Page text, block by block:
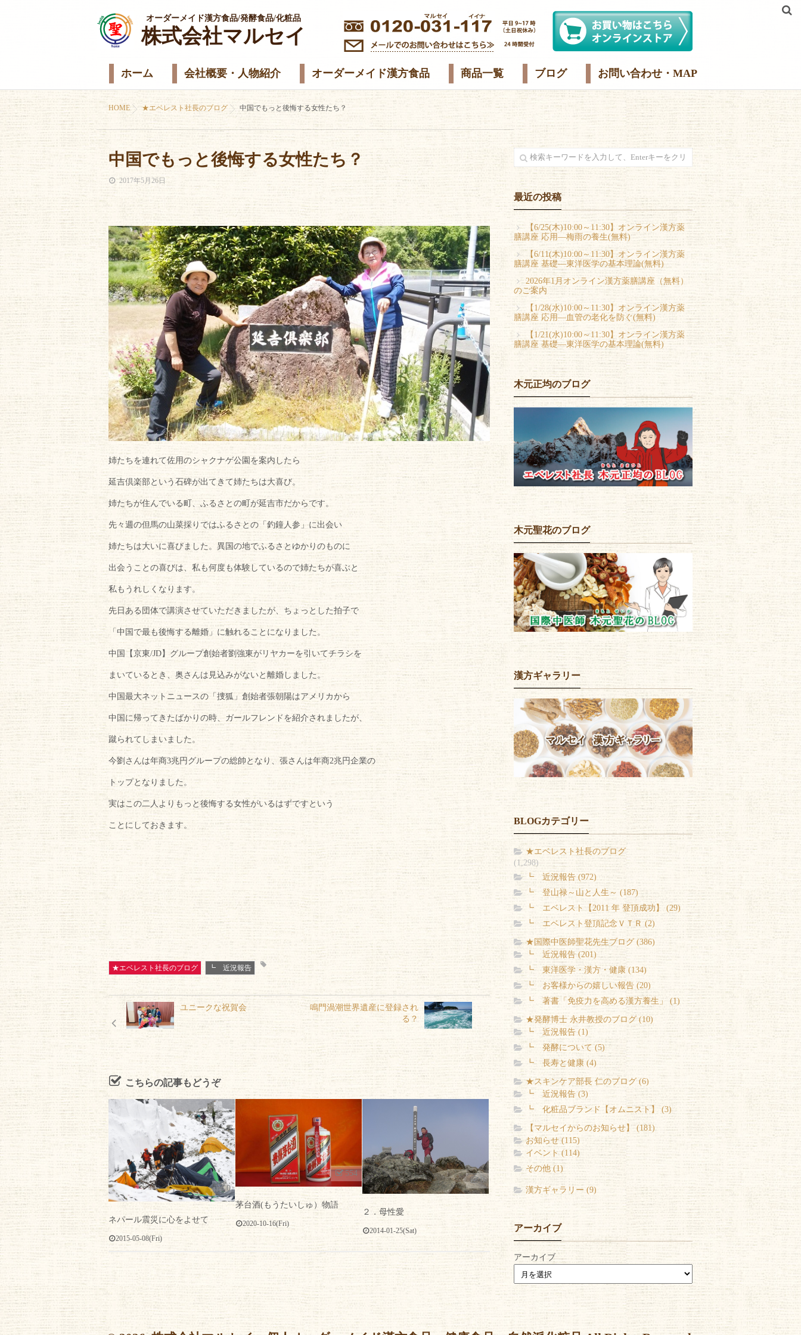
オーダーメイド漢方食品/発酵食品/化粧品
株式会社マルセイ
ホーム 会社概要・人物紹介 オーダーメイド漢方食品 商品一覧 ブログ お問い合わせ・MAP
HOME ★エベレスト社長のブログ 中国でもっと後悔する女性たち？
中国でもっと後悔する女性たち？
2017年5月26日
姉たちを連れて佐用のシャクナゲ公園を案内したら
延吉倶楽部という石碑が出てきて姉たちは大喜び。
姉たちが住んでいる町、ふるさとの町が延吉市だからです。
先々週の但馬の山菜採りではふるさとの「釣鐘人参」に出会い
姉たちは大いに喜びました。異国の地でふるさとゆかりのものに
出会うことの喜びは、私も何度も体験しているので姉たちが喜ぶと
私もうれしくなります。
先日ある団体で講演させていただきましたが、ちょっとした拍子で
「中国で最も後悔する離婚」に触れることになりました。
中国【京東/JD】グループ創始者劉強東がリヤカーを引いてチラシを
まいているとき、奥さんは見込みがないと離婚しました。
中国最大ネットニュースの「捜狐」創始者張朝陽はアメリカから
中国に帰ってきたばかりの時、ガールフレンドを紹介されましたが、
蹴られてしまいました。
今劉さんは年商3兆円グループの総帥となり、張さんは年商2兆円企業の
トップとなりました。
実はこの二人よりもっと後悔する女性がいるはずですという
ことにしておきます。
★エベレスト社長のブログ ┗ 近況報告
ユニークな祝賀会
鳴門渦潮世界遺産に登録され
る？
こちらの記事もどうぞ
0
ネパール震災に心をよせて
2015-05-08(Fri)
554
茅台酒(もうたいしゅ）物語
2020-10-16(Fri)
0
２．母性愛
2014-01-25(Sat)
最近の投稿
【6/25(木)10:00～11:30】オンライン漢方薬
膳講座 応用―梅雨の養生(無料)
【6/11(木)10:00～11:30】オンライン漢方薬
膳講座 基礎―東洋医学の基本理論(無料)
2026年1月オンライン漢方薬膳講座（無料）
のご案内
【1/28(水)10:00～11:30】オンライン漢方薬
膳講座 応用―血管の老化を防ぐ(無料)
【1/21(水)10:00～11:30】オンライン漢方薬
膳講座 基礎―東洋医学の基本理論(無料)
木元正均のブログ
木元聖花のブログ
漢方ギャラリー
BLOGカテゴリー
★エベレスト社長のブログ
(1,298)
┗ 近況報告 (972)
┗ 登山禄～山と人生～ (187)
┗ エベレスト【2011 年 登頂成功】 (29)
┗ エベレスト登頂記念ＶＴＲ (2)
★国際中医師聖花先生ブログ (386)
┗ 近況報告 (201)
┗ 東洋医学・漢方・健康 (134)
┗ お客様からの嬉しい報告 (20)
┗ 著書「免疫力を高める漢方養生」 (1)
★発酵博士 永井教授のブログ (10)
┗ 近況報告 (1)
┗ 発酵について (5)
┗ 長寿と健康 (4)
★スキンケア部長 仁のブログ (6)
┗ 近況報告 (3)
┗ 化粧品ブランド【オムニスト】 (3)
【マルセイからのお知らせ】 (181)
お知らせ (115)
イベント (114)
その他 (1)
漢方ギャラリー (9)
アーカイブ
アーカイブ